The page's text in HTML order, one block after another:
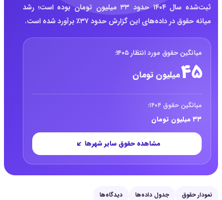
ثبت‌شده سال ۱۴۰۴ حدود ۳۳ میلیون تومان بوده است؛ رشد
میانه حقوق در داده‌های این گزارش حدود ۳۷٪ برآورد شده است.
خلاصه حقوق کارشناس شبکه و مجازی سازی
میانگین حقوق مورد انتظار ۱۴۰۵:
۴۵میلیون تومان
میانگین حقوق ۱۴۰۴:
۳۳ میلیون تومان
مشاهده حقوق سایر شهرها
نمودار حقوق جدول داده‌ها دیدگاه‌ها